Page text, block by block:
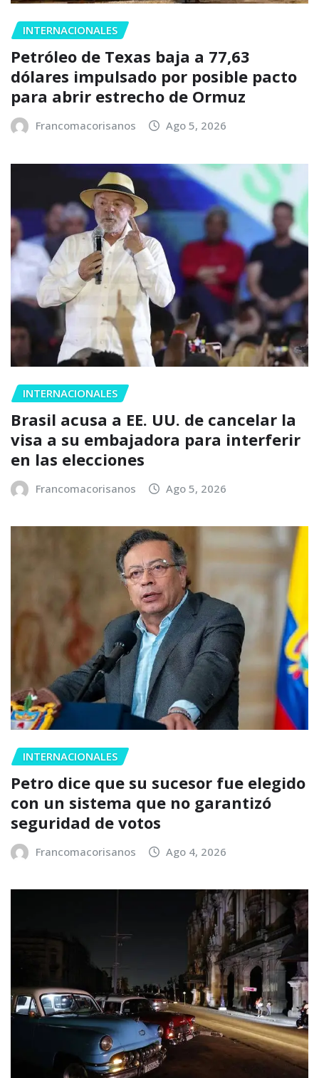
INTERNACIONALES
Petróleo de Texas baja a 77,63
dólares impulsado por posible pacto
para abrir estrecho de Ormuz
Francomacorisanos Ago 5, 2026
INTERNACIONALES
Brasil acusa a EE. UU. de cancelar la
visa a su embajadora para interferir
en las elecciones
Francomacorisanos Ago 5, 2026
INTERNACIONALES
Petro dice que su sucesor fue elegido
con un sistema que no garantizó
seguridad de votos
Francomacorisanos Ago 4, 2026